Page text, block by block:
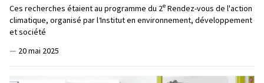
Ces recherches étaient au programme du 2e Rendez-vous de l'action
climatique, organisé par l'Institut en environnement, développement
et société
— 20 mai 2025